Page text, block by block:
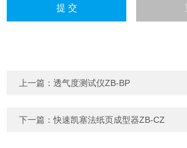
上一篇：透气度测试仪ZB-BP
下一篇：快速凯塞法纸页成型器ZB-CZ